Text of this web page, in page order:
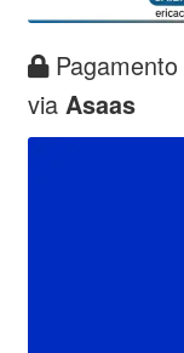
Pagamento
via Asaas